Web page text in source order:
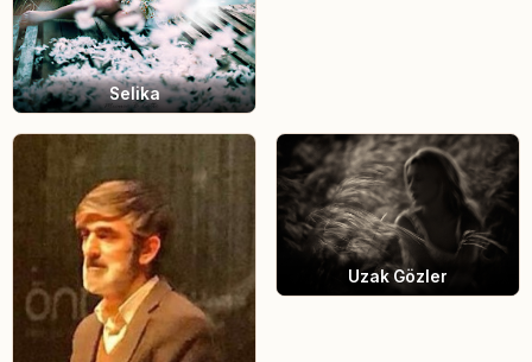
Selika
Uzak Gözler